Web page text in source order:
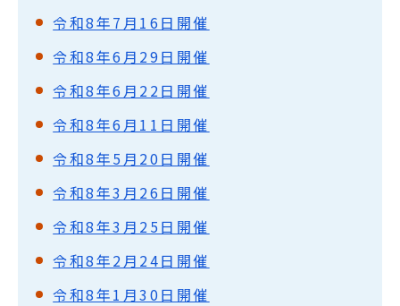
令和8年7月16日開催
令和8年6月29日開催
令和8年6月22日開催
令和8年6月11日開催
令和8年5月20日開催
令和8年3月26日開催
令和8年3月25日開催
令和8年2月24日開催
令和8年1月30日開催